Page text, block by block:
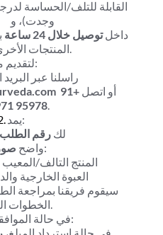
وجدت)، و
داخل توصيل خلال 24 ساعة
المنتجات الأخرى.
لتقديم مطالبة:
أو اتصل
95978 51971.
يمد:
لك رقم الطلب
واضح ل:
المنتج التالف/المعيب
العبوة الخارجية
الخطوات التالية.
في حالة الموافقة على الإرجاع: